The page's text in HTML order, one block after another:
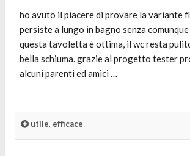
ho avuto il piacere di provare la variante
persiste a lungo in bagno senza
questa tavoletta è ottima, il wc resta
bella schiuma. grazie al progetto tester
alcuni parenti ed amici …
utile, efficace